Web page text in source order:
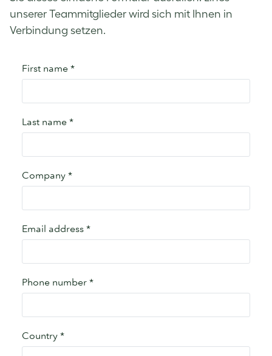
unserer Teammitglieder wird sich mit Ihnen in
Verbindung setzen.